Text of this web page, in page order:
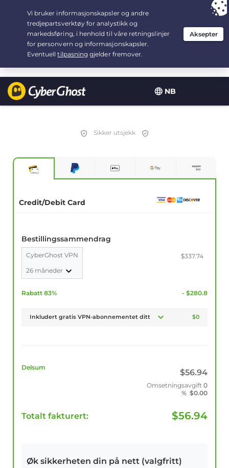
NB
Your choice: The Best Dealfor 2.1666666666667-years at $
/month
Sikker utsjekk
Credit/Debit Card
Bestillingssammendrag
CyberGhost VPN
26 måneder
$337.74
Rabatt 83% - $280.8
Inkludert gratis VPN-abonnementet ditt $0
Delsum
$56.94
Omsetningsavgift 0
% $0.00
Totalt fakturert: $56.94
Øk sikkerheten din på nett (valgfritt)